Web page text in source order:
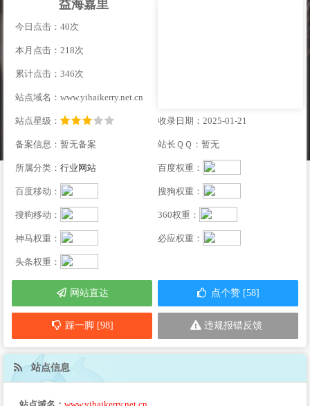
益海嘉里
今日点击：40次
本月点击：218次
累计点击：346次
站点域名：www.yihaikerry.net.cn
站点星级： 收录日期：2025-01-21
备案信息：暂无备案 站长ＱＱ：暂无
所属分类： 行业网站 百度权重：
百度移动： 搜狗权重：
搜狗移动： 360权重：
神马权重： 必应权重：
头条权重：
网站直达 点个赞 [58]
踩一脚 [98] 违规报错反馈
站点信息